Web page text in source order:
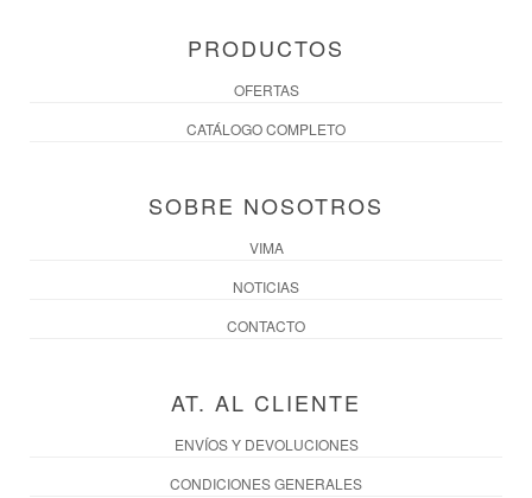
PRODUCTOS
OFERTAS
CATÁLOGO COMPLETO
SOBRE NOSOTROS
VIMA
NOTICIAS
CONTACTO
AT. AL CLIENTE
ENVÍOS Y DEVOLUCIONES
CONDICIONES GENERALES